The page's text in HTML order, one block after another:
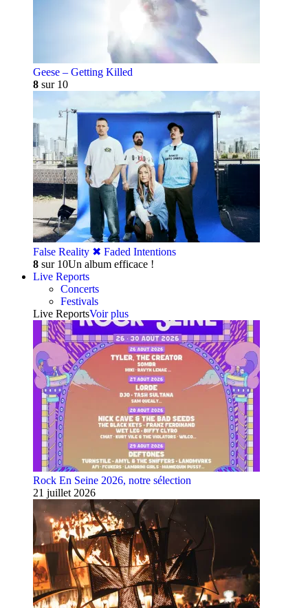
Geese – Getting Killed
8 sur 10
False Reality ✖︎ Faded Intentions
8 sur 10Un album efficace !
Live Reports
Concerts
Festivals
Live ReportsVoir plus
Rock En Seine 2026, notre sélection
21 juillet 2026